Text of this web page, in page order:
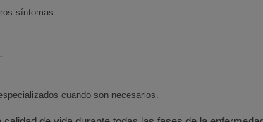
síntomas.
cuando son necesarios.